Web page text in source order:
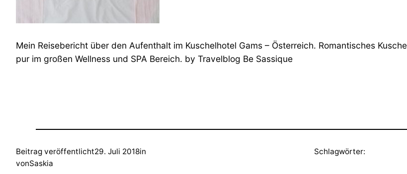
Mein Reisebericht über den Aufenthalt im Kuschelhotel Gams – Österreich. Romantisches
pur im großen Wellness und SPA Bereich. by Travelblog Be Sassique
Beitrag veröffentlicht29. Juli 2018in
vonSaskia
Schlagwörter: